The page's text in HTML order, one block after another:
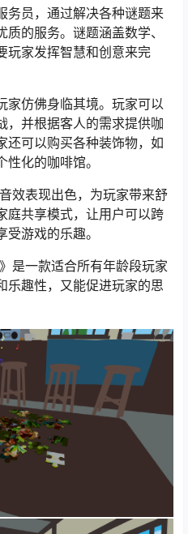
务员，通过解决各种谜题来
的服务。谜题涵盖数学、
玩家发挥智慧和创意来完
家仿佛身临其境。玩家可以
，并根据客人的需求提供咖
还可以购买各种装饰物，如
化的咖啡馆。
效表现出色，为玩家带来舒
庭共享模式，让用户可以跨
游戏的乐趣。
是一款适合所有年龄段玩家
乐趣性，又能促进玩家的思